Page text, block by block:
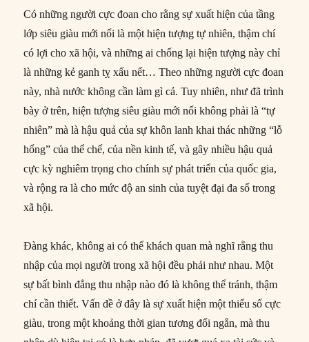
Có những người cực đoan cho rằng sự xuất hiện của tầng
lớp siêu giàu mới nổi là một hiện tượng tự nhiên, thậm chí
có lợi cho xã hội, và những ai chống lại hiện tượng này chỉ
là những kẻ ganh tỵ xấu nết… Theo những người cực đoan
này, nhà nước không cần làm gì cả. Tuy nhiên, như đã trình
bày ở trên, hiện tượng siêu giàu mới nổi không phải là “tự
nhiên” mà là hậu quả của sự khôn lanh khai thác những “lỗ
hổng” của thể chế, của nền kinh tế, và gây nhiều hậu quả
cực kỳ nghiêm trọng cho chính sự phát triển của quốc gia,
và rộng ra là cho mức độ an sinh của tuyệt đại đa số trong
xã hội.
Đàng khác, không ai có thể khách quan mà nghĩ rằng thu
nhập của mọi người trong xã hội đều phải như nhau. Một
sự bất bình đẳng thu nhập nào đó là không thể tránh, thậm
chí cần thiết. Vấn đề ở đây là sự xuất hiện một thiểu số cực
giàu, trong một khoảng thời gian tương đối ngắn, mà thu